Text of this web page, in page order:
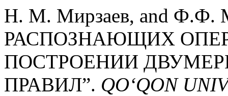
Н. М. Мирзаев, and Ф.Ф.
РАСПОЗНАЮЩИХ
ПОСТРОЕНИИ
ПРАВИЛ”. QO‘QON